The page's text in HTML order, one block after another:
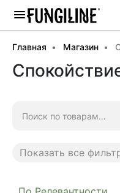
Главная Магазин
Показать все